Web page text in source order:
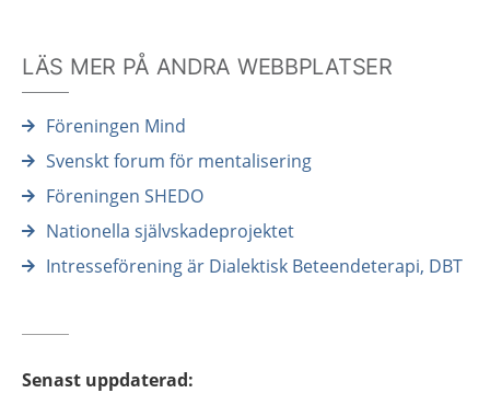
LÄS MER PÅ ANDRA WEBBPLATSER
Föreningen Mind
Svenskt forum för mentalisering
Föreningen SHEDO
Nationella självskadeprojektet
Intresseförening är Dialektisk Beteendeterapi, DBT
Senast uppdaterad: